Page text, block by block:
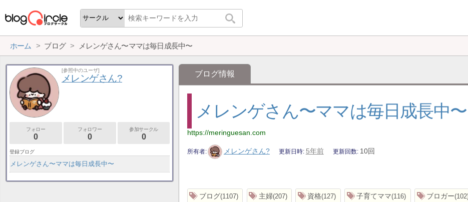
ホーム ブログ メレンゲさん〜ママは毎日成長中〜
ブログ情報
メレンゲさん〜ママは毎日成長中〜
https://meringuesan.com
所有者 メレンゲさん? 更新日時 5年前 更新回数 10回
ブログ 1107 主婦 207 資格 127 子育てママ 116 ブロガー 102
[参照中のユーザ]
メレンゲさん?
フォロー
0
フォロワー
0
参加サークル
0
登録ブログ
メレンゲさん〜ママは毎日成長中〜